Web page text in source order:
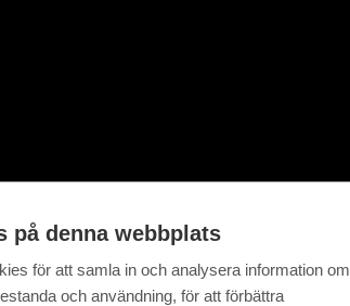
på denna webbplats
för att samla in och analysera information om
och användning, för att förbättra